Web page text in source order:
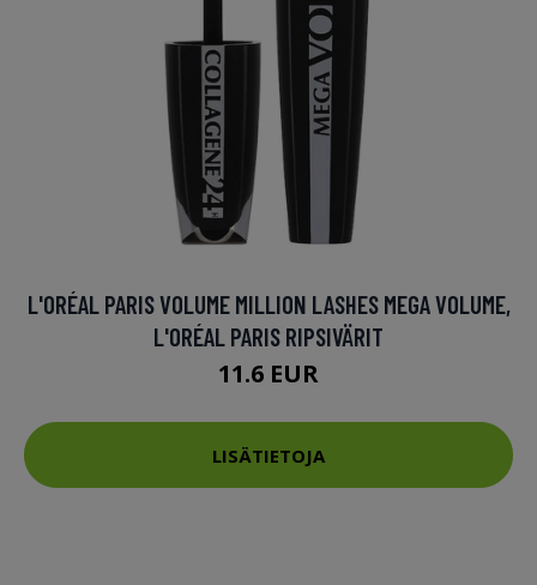
L'ORÉAL PARIS VOLUME MILLION LASHES MEGA VOLUME,
L'ORÉAL PARIS RIPSIVÄRIT
11.6 EUR
LISÄTIETOJA